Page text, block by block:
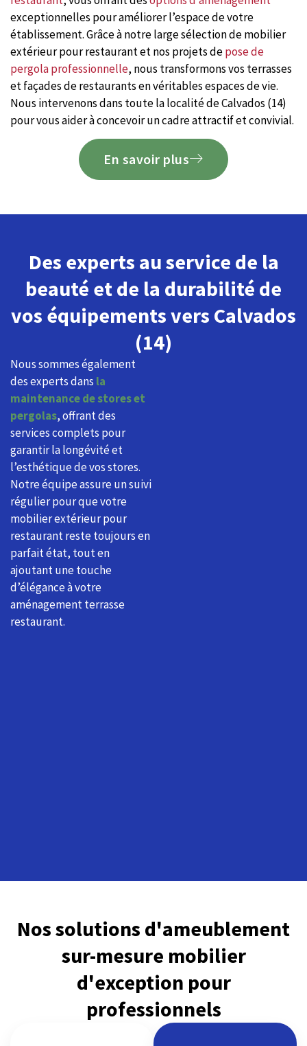
exceptionnelles pour améliorer l’espace de votre
établissement. Grâce à notre large sélection de mobilier
extérieur pour restaurant et nos projets depose de
pergola professionnelle, nous transformons vos terrasses
et façades de restaurants en véritables espaces de vie.
Nous intervenons dans toute la localité de Calvados (14)
pour vous aider à concevoir un cadre attractif et convivial.
En savoir plus
Des experts au service de la
beauté et de la durabilité de
vos équipements vers Calvados
(14)
Nous sommes également
des experts dans la
maintenance de stores et
pergolas, offrant des
services complets pour
garantir la longévité et
l’esthétique de vos stores.
Notre équipe assure un suivi
régulier pour que votre
mobilier extérieur pour
restaurant reste toujours en
parfait état, tout en
ajoutant une touche
d’élégance à votre
aménagement terrasse
restaurant.
Nos solutions d'ameublement
sur-mesure mobilier
d'exception pour
professionnels